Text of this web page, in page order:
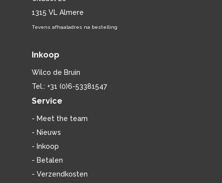
1315 VL Almere
Tevens afhaaladres na bestelling
Inkoop
Wilco de Bruin
Tel.: +31 (0)6-53381547
Service
- Meet the team
- Nieuws
- Inkoop
- Betalen
- Verzendkosten